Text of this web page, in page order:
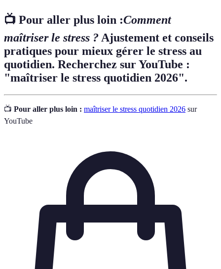
📺 Pour aller plus loin :Comment
maîtriser le stress ? Ajustement et conseils
pratiques pour mieux gérer le stress au
quotidien. Recherchez sur YouTube :
"maîtriser le stress quotidien 2026".
📺 Pour aller plus loin : maîtriser le stress quotidien 2026 sur
YouTube